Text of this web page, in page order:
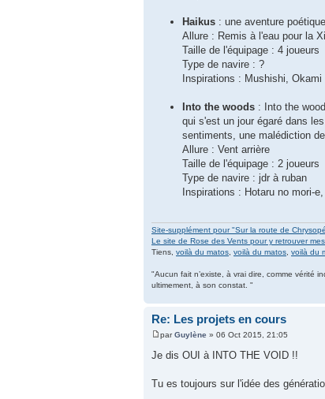
Haikus : une aventure
Allure : Remis à l'eau pour la
Taille de l'équipage : 4 joueurs
Type de navire : ?
Inspirations : Mushishi, Okami
Into the woods : Into the
qui s'est un jour égaré dans
sentiments, une malédiction
Allure : Vent arrière
Taille de l'équipage : 2 joueurs
Type de navire : jdr à ruban
Inspirations : Hotaru no mori-
Site-supplément pour "Sur la route de
Le site de Rose des Vents pour y retrouver
Tiens, voilà du matos voilà du matos voilà du
"Aucun fait n’existe, à vrai dire, comme vérité
ultimement, à son constat. "
Re: Les projets en cours
parGuylène » 06 Oct 2015, 21:05
Je dis OUI à INTO THE VOID !!
Tu es toujours sur l'idée des